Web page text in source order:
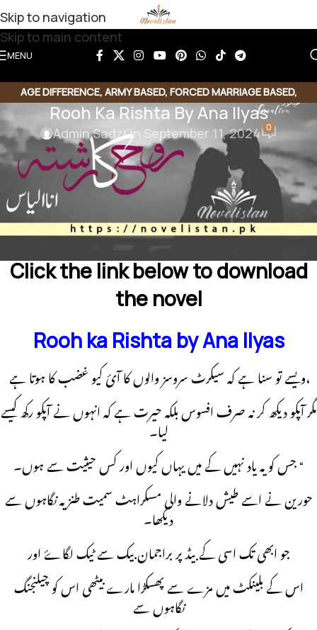
Skip to navigation
Skip to main content
MENU
AGE DIFFERENCE, ARMY BASED, FORCED MARRIAGE BASED,
ROMANTIC URDU NOVEL
Rooh Ka Rishta By Ana Ilyas
Admin SadzOn September 11, 2024 0
Rooh Ka Rishta By Ana Ilyas
Genre: Forced marriage | Army Based | Age
Difference Based |Romantic Urdu Novel
Click the link below to download
the novel
Rooh ka Rishta by Ana Ilyas
ويسے تو سنا ہے کہ سيکرٹ سروسز والوں کا آئ کيو غضب کا ہوتا ہے،
مگر آپکو ديکھ کر نہ صرف افسوس بلکہ حيرت ہے کہ انہوں نے آپکو رکھ کيسے
ليا۔
جس کو يہ ياد نہيں کے ميں يہاں کيوں اور کس حيثيت سے ہوں۔ “
حورين نے اسے طيش دلانے والی مسکراہٹ سميت طنزيہ نگاہوں سے
ديکھا۔
جو ابھی تک اسی کے بيڈ پر براجمان بيک سے ٹيک لگاۓ اور
اس کے بلينکٹ ميں مزے سے پھسکڑا مارے بيٹھی اس کو چيلنجنگ
نگاہوں سے